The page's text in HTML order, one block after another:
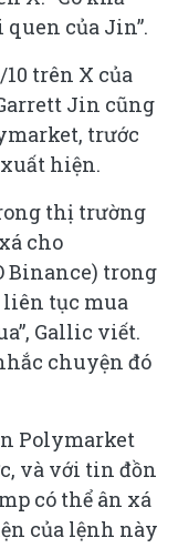
của Jin”.
trên X của
Jin cũng
trước
hiện.
thị trường
cho
Binance) trong
liên tục mua
Gallic viết.
chuyện đó
Polymarket
và với tin đồn
có thể ân xá
của lệnh này